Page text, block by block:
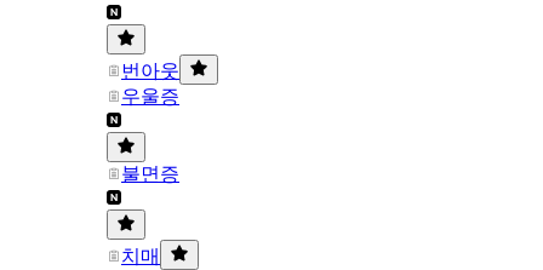
번아웃
우울증
불면증
치매